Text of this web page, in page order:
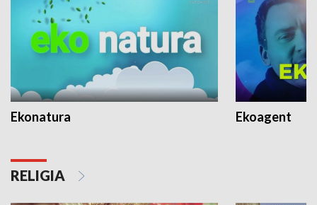
Ekonatura Ekoagent
RELIGIA